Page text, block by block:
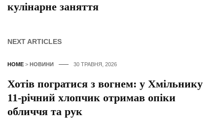
кулінарне заняття
NEXT ARTICLES
HOME > НОВИНИ 30 ТРАВНЯ, 2026
Хотів погратися з вогнем: у Хмільнику
11-річний хлопчик отримав опіки
обличчя та рук